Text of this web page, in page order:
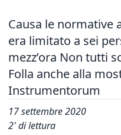
Causa le normative
era limitato a sei
mezz’ora Non tutti
Folla anche alla
Instrumentorum
17 settembre 2020
2' di lettura